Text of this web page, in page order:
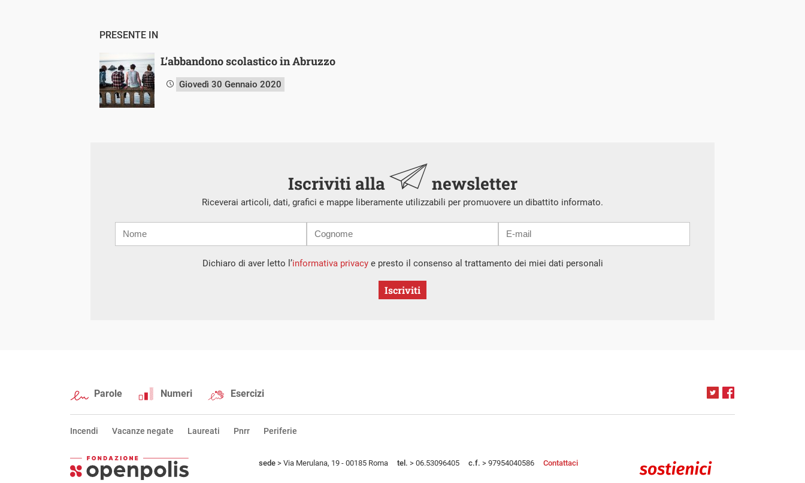
PRESENTE IN
L’abbandono scolastico in Abruzzo
Giovedì 30 Gennaio 2020
Iscriviti alla newsletter
Riceverai articoli, dati, grafici e mappe liberamente utilizzabili per promuovere un dibattito informato.
mail
Dichiaro di aver letto l’informativa privacye presto il consenso al trattamento dei miei dati personali
Iscriviti
Parole Numeri Esercizi
Incendi Vacanze negate Laureati Pnrr Periferie
sede > Via Merulana, 19 - 00185 Roma tel. > 06.53096405 c.f. > 97954040586 Contattaci